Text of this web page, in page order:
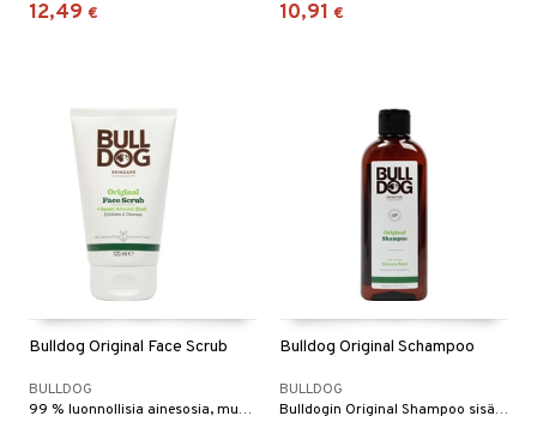
12,49 € 10,91 €
Bulldog Original Face Scrub
BULLDOG
99 % luonnollisia ainesosia, mukaan lukien makea mantelikuori ja aloe vera.
Bulldog Original Schampoo
BULLDOG
Bulldogin Original Shampoo sisältää sikurijuuren, luonnollisen ainesosan joka suojaa hiuksia ja hiuspohjaa.